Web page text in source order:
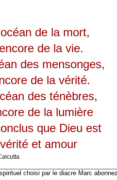
de la mort,
de la vie.
des mensonges,
de la vérité.
des ténèbres,
de la lumière
que Dieu est
et amour
choisi par le diacre Marc